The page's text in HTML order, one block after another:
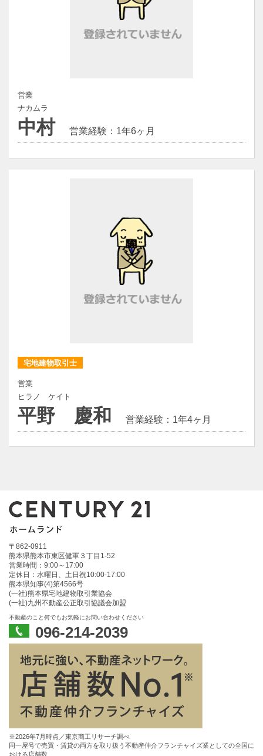
営業
ナカムラ
中村 営業経験：1年6ヶ月
宅地建物取引士
営業
ヒラノ ケイト
平野 慶和 営業経験：1年4ヶ月
〒862-0911
熊本県熊本市東区健軍３丁目1-52
営業時間：9:00～17:00
定休日：水曜日、土日祝10:00‐17:00
熊本県知事(4)第4566号
(一社)熊本県宅地建物取引業協会
(一社)九州不動産公正取引協議会加盟
不動産のこと何でもお気軽にお問い合わせください
096-214-2039
※2026年7月時点／東京商工リサーチ調べ
同一屋号で売買・賃貸の両方を取り扱う不動産仲介フランチャイズ業としての全国に
おける店舗数